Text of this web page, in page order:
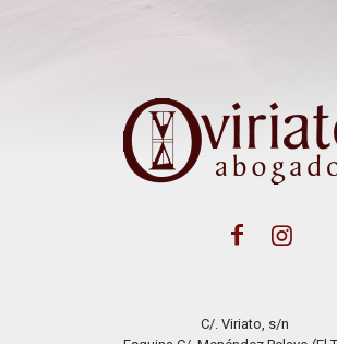
C/. Viriato, s/n